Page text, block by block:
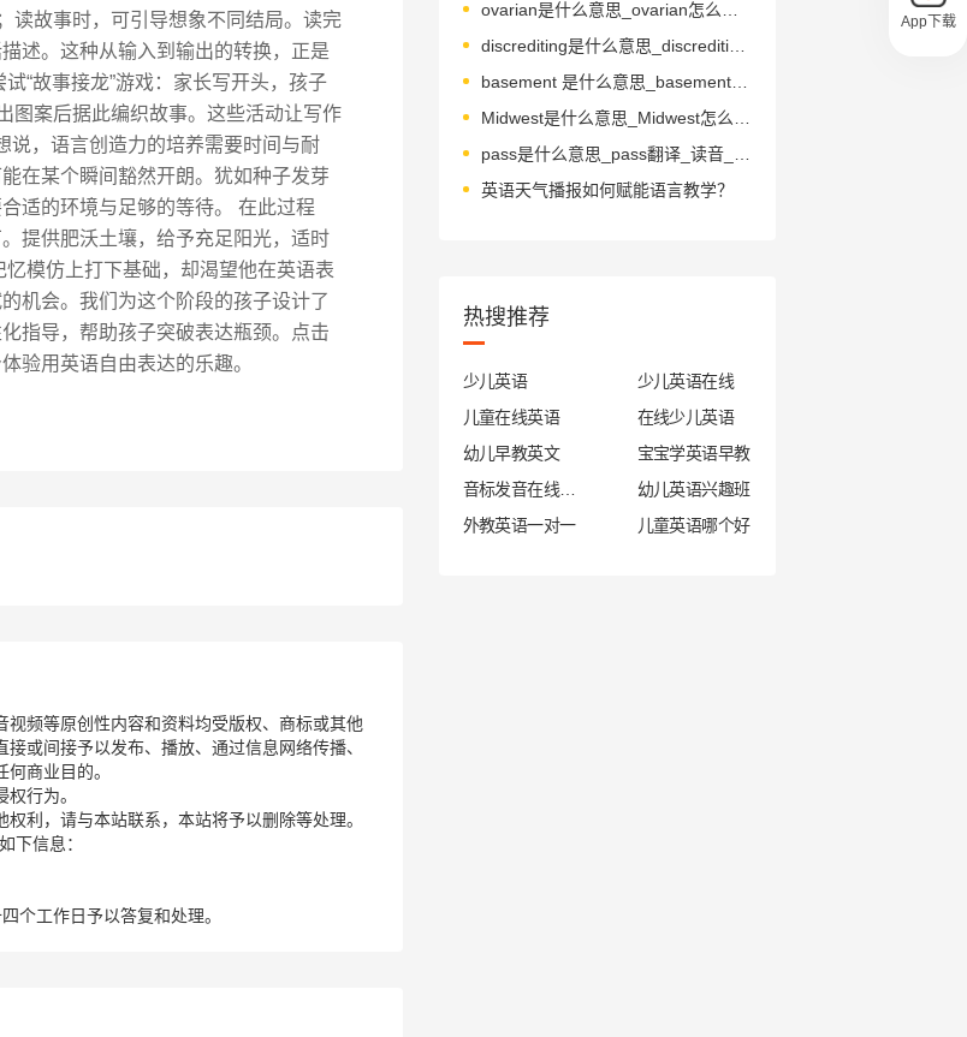
读故事时，可引导想象不同结局。读完
述。这种从输入到输出的转换，正是
“故事接龙”游戏：家长写开头，孩子
图案后据此编织故事。这些活动让写作
说，语言创造力的培养需要时间与耐
在某个瞬间豁然开朗。犹如种子发芽
适的环境与足够的等待。 在此过程
提供肥沃土壤，给予充足阳光，适时
模仿上打下基础，却渴望他在英语表
机会。我们为这个阶段的孩子设计了
指导，帮助孩子突破表达瓶颈。点击
验用英语自由表达的乐趣。
频等原创性内容和资料均受版权、商标或其他
或间接予以发布、播放、通过信息网络传播、
商业目的。
行为。
利，请与本站联系，本站将予以删除等处理。
下信息：
个工作日予以答复和处理。
discrediting是什么意思_discrediting怎么读_音标dɪsˈkredɪtɪŋ
basement 是什么意思_basement 怎么读_音标ˈbeɪsmənt
英语天气播报如何赋能语言教学？
热搜推荐
少儿英语
少儿英语在线
儿童在线英语
在线少儿英语
幼儿早教英文
宝宝学英语早教
幼儿英语兴趣班
外教英语一对一
儿童英语哪个好
App下载